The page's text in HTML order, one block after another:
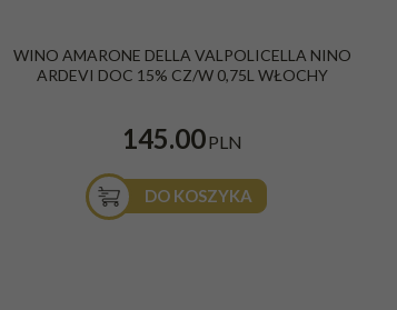
WINO AMARONE DELLA VALPOLICELLA NINO
ARDEVI DOC 15% CZ/W 0,75L WŁOCHY
145.00PLN
DO KOSZYKA